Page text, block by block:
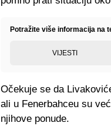
Potražite više informacija na
VIJESTI
Očekuje se da
ali u Fenerbahceu su
njihove ponude.